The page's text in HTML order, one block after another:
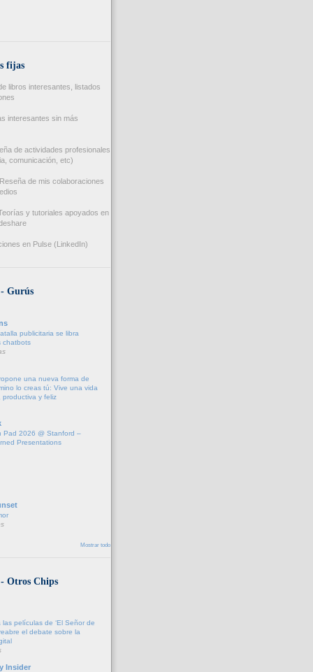
fijas
libros interesantes, listados
interesantes sin más
de actividades profesionales
comunicación, etc)
Reseña de mis colaboraciones
y tutoriales apoyados en
en Pulse (LinkedIn)
Gurús
publicitaria se libra
chatbots
una nueva forma de
lo creas tú: Vive una vida
productiva y feliz
Pad 2026 @ Stanford –
Presentations
Mostrar todo
Otros Chips
películas de ‘El Señor de
el debate sobre la
Insider